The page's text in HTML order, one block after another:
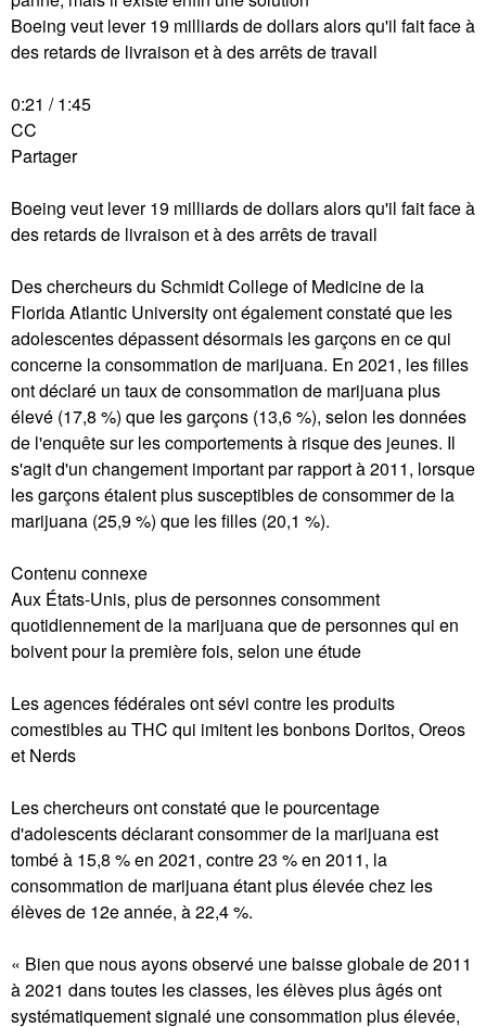
Boeing veut lever 19 milliards de dollars alors qu'il fait face à
des retards de livraison et à des arrêts de travail
0:21 / 1:45
CC
Partager
Boeing veut lever 19 milliards de dollars alors qu'il fait face à
des retards de livraison et à des arrêts de travail
Des chercheurs du Schmidt College of Medicine de la
Florida Atlantic University ont également constaté que les
adolescentes dépassent désormais les garçons en ce qui
concerne la consommation de marijuana. En 2021, les filles
ont déclaré un taux de consommation de marijuana plus
élevé (17,8 %) que les garçons (13,6 %), selon les données
de l'enquête sur les comportements à risque des jeunes. Il
s'agit d'un changement important par rapport à 2011, lorsque
les garçons étaient plus susceptibles de consommer de la
marijuana (25,9 %) que les filles (20,1 %).
Contenu connexe
Aux États-Unis, plus de personnes consomment
quotidiennement de la marijuana que de personnes qui en
boivent pour la première fois, selon une étude
Les agences fédérales ont sévi contre les produits
comestibles au THC qui imitent les bonbons Doritos, Oreos
et Nerds
Les chercheurs ont constaté que le pourcentage
d'adolescents déclarant consommer de la marijuana est
tombé à 15,8 % en 2021, contre 23 % en 2011, la
consommation de marijuana étant plus élevée chez les
élèves de 12e année, à 22,4 %.
« Bien que nous ayons observé une baisse globale de 2011
à 2021 dans toutes les classes, les élèves plus âgés ont
systématiquement signalé une consommation plus élevée,